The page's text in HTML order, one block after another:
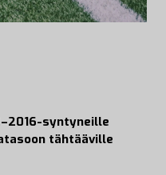
syntyneille
tähtääville